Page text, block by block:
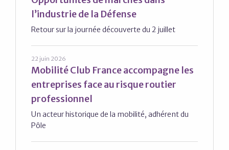
l’industrie de la Défense
Retour sur la journée découverte du 2 juillet
22 juin 2026
Mobilité Club France accompagne les
entreprises face au risque routier
professionnel
Un acteur historique de la mobilité, adhérent du
Pôle